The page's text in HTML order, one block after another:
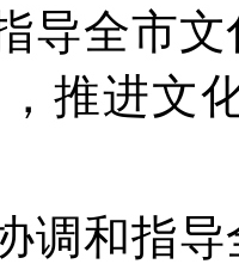
导全市
推进文
调和指